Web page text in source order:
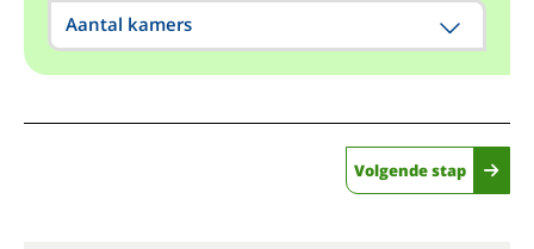
Aantal kamers
Volgende stap